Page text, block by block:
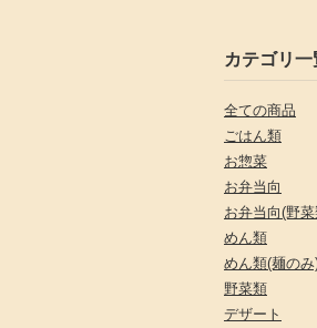
カテゴリ一
全ての商品
ごはん類
お惣菜
お弁当向
お弁当向(野
めん類
めん類(麺のみ
野菜類
デザート